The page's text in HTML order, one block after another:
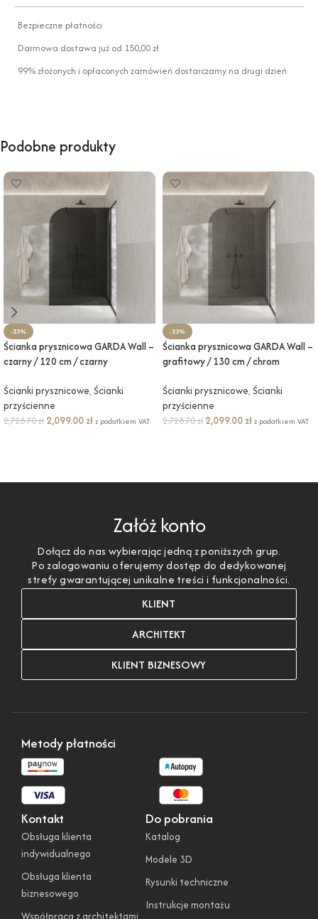
Bezpieczne płatności
Darmowa dostawa już od 150,00 zł
99% złożonych i opłaconych zamówień dostarczamy na drugi dzień
Podobne produkty
-23%
Ścianka prysznicowa GARDA Wall –
czarny / 120 cm / czarny
Ścianki prysznicowe, Ścianki
przyścienne
2,728.70zł 2,099.00 złz podatkiem VAT
-23%
Ścianka prysznicowa GARDA Wall –
grafitowy / 130 cm / chrom
Ścianki prysznicowe, Ścianki
przyścienne
2,728.70zł 2,099.00 złz podatkiem VAT
Załóż konto
Dołącz do nas wybierając jedną z poniższych grup.
Po zalogowaniu oferujemy dostęp do dedykowanej
strefy gwarantującej unikalne treści i funkcjonalności.
KLIENT
ARCHITEKT
KLIENT BIZNESOWY
Kontakt
Obsługa klienta
indywidualnego
Obsługa klienta
biznesowego
Współpraca z architektami
Do pobrania
Katalog
Modele 3D
Rysunki techniczne
Instrukcje montażu
Metody płatności